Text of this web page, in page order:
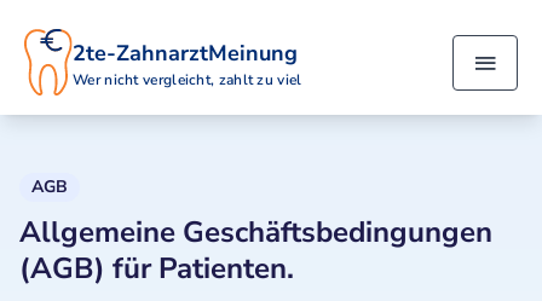
2te-ZahnarztMeinung
Wer nicht vergleicht, zahlt zu viel
AGB
Allgemeine Geschäftsbedingungen
(AGB) für Patienten.